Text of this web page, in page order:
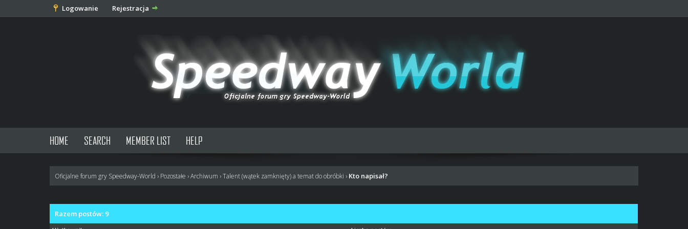
Logowanie Rejestracja
HOME SEARCH MEMBER LIST HELP
Oficjalne forum gry Speedway-World › Pozostałe ›Archiwum ›Talent (wątek zamknięty) a temat do obróbki › Kto napisał?
Razem postów: 9